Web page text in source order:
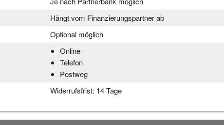
Hängt vom Finanzierungspartner ab
Optional möglich
Online
Telefon
Postweg
Widerrufsfrist: 14 Tage